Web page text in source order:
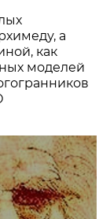
а
как
моделей